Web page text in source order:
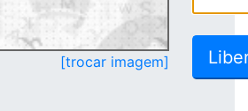
[trocar imagem]